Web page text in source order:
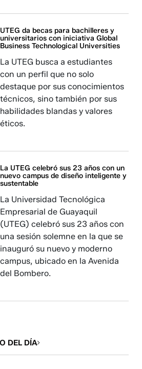
UTEG da becas para bachilleres y
universitarios con iniciativa Global
Business Technological Universities
La UTEG busca a estudiantes
con un perfil que no solo
destaque por sus conocimientos
técnicos, sino también por sus
habilidades blandas y valores
éticos.
La UTEG celebró sus 23 años con un
nuevo campus de diseño inteligente y
sustentable
La Universidad Tecnológica
Empresarial de Guayaquil
(UTEG) celebró sus 23 años con
una sesión solemne en la que se
inauguró su nuevo y moderno
campus, ubicado en la Avenida
del Bombero.
DEL DÍA